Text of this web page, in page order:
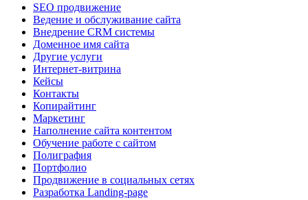
SEO продвижение
Ведение и обслуживание сайта
Внедрение CRM системы
Доменное имя сайта
Другие услуги
Интернет-витрина
Кейсы
Контакты
Копирайтинг
Маркетинг
Наполнение сайта контентом
Обучение работе с сайтом
Полиграфия
Портфолио
Продвижение в социальных сетях
Разработка Landing-page